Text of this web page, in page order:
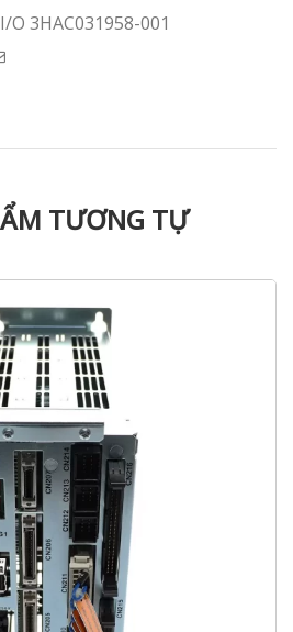
O 3HAC031958-001
TƯƠNG TỰ